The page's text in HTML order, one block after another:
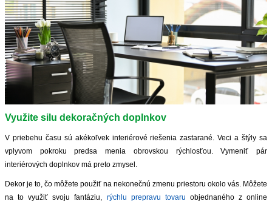
ZVÝRAZNENIE REALITNÝCH INZERÁTOV
REKLAMA
PARTNERI
OBCHODNÉ PODMIENKY
PRIPOMIENKY
Využite silu dekoračných doplnkov
V priebehu času sú akékoľvek interiérové ​​riešenia zastarané. Veci a štýly sa
vplyvom pokroku predsa menia obrovskou rýchlosťou. Vymeniť pár
interiérových doplnkov má preto zmysel.
Dekor je to, čo môžete použiť na nekonečnú zmenu priestoru okolo vás. Môžete
na to využiť svoju fantáziu, rýchlu prepravu tovaru objednaného z online